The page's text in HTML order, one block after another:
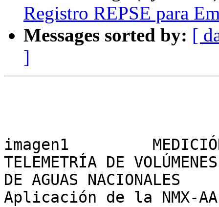
Registro REPSE para
Messages sorted by: [
]
imagen1		MEDICIÓN POR
TELEMETRÍA DE VOLÚMENES
DE AGUAS NACIONALES
Aplicación de la NMX-